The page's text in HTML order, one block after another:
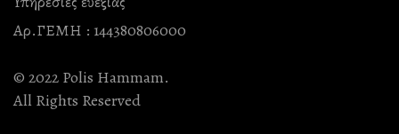
Αρ.ΓΕΜΗ : 144380806000
© 2022 Polis Hammam.
All Rights Reserved